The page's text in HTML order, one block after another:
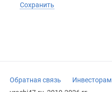
Сохранить
Обратная связь Инвесторам